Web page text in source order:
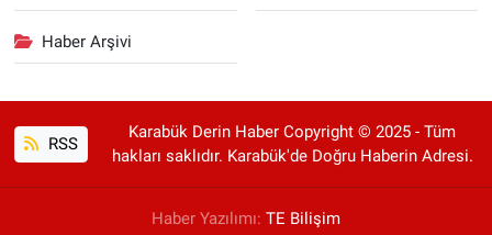
Haber Arşivi
RSS
Karabük Derin Haber Copyright © 2025 - Tüm
hakları saklıdır. Karabük'de Doğru Haberin Adresi.
Haber Yazılımı: TE Bilişim